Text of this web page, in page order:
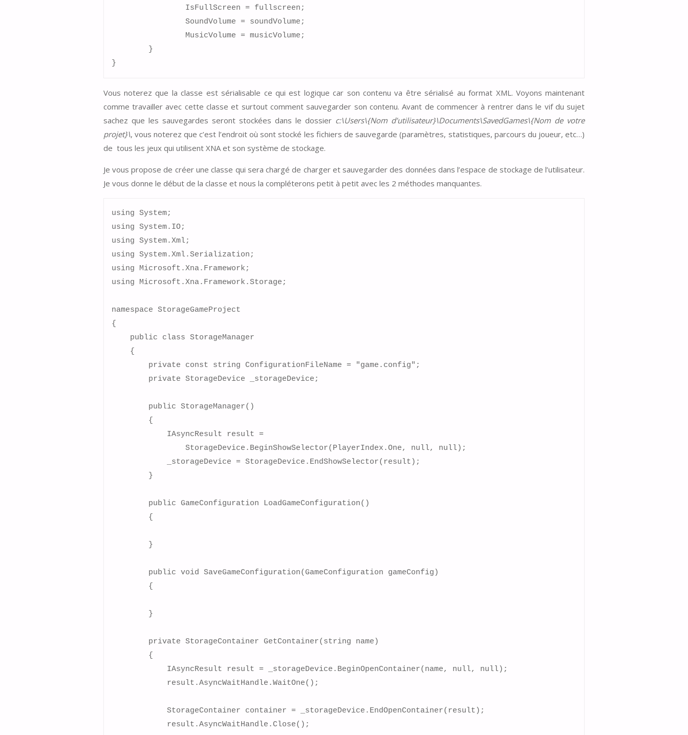
}
Vous noterez que la classe est sérialisable ce qui est logique car son contenu va être sérialisé au format XML. Voyons maintenant
comme travailler avec cette classe et surtout comment sauvegarder son contenu. Avant de commencer à rentrer dans le vif du sujet
sachez que les sauvegardes seront stockées dans le dossier c:\Users\{Nom d’utilisateur}\Documents\SavedGames\{Nom de votre
projet}\, vous noterez que c’est l’endroit où sont stocké les fichiers de sauvegarde (paramètres, statistiques, parcours du joueur, etc…)
de tous les jeux qui utilisent XNA et son système de stockage.
Je vous propose de créer une classe qui sera chargé de charger et sauvegarder des données dans l’espace de stockage de l’utilisateur.
Je vous donne le début de la classe et nous la compléterons petit à petit avec les 2 méthodes manquantes.
using System;
using System.IO;
using System.Xml;
using System.Xml.Serialization;
using Microsoft.Xna.Framework;
using Microsoft.Xna.Framework.Storage;
namespace StorageGameProject
{
    public class StorageManager
    {
        private const string ConfigurationFileName = "game.config";
        private StorageDevice _storageDevice;
        public StorageManager()
        {
            IAsyncResult result =
            _storageDevice = StorageDevice.EndShowSelector(result);
        }
        public GameConfiguration LoadGameConfiguration()
        {
        }
        public void SaveGameConfiguration(GameConfiguration gameConfig)
        {
        }
        private StorageContainer GetContainer(string name)
        {
            IAsyncResult result = _storageDevice.BeginOpenContainer(name, null, null);
            result.AsyncWaitHandle.WaitOne();
            StorageContainer container = _storageDevice.EndOpenContainer(result);
            result.AsyncWaitHandle.Close();